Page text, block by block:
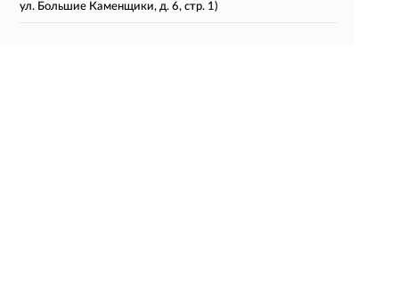
ул. Большие Каменщики, д. 6, стр. 1)